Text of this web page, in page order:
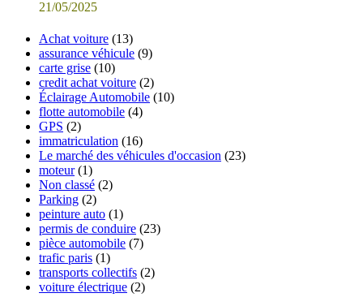
21/05/2025
Achat voiture (13)
assurance véhicule (9)
carte grise (10)
credit achat voiture (2)
Éclairage Automobile (10)
flotte automobile (4)
GPS (2)
immatriculation (16)
Le marché des véhicules d'occasion (23)
moteur(1)
Non classé (2)
Parking (2)
peinture auto (1)
permis de conduire (23)
pièce automobile (7)
trafic paris (1)
transports collectifs (2)
voiture électrique (2)